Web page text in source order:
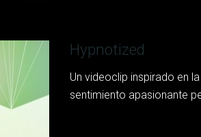
Hypnotized
Un videoclip inspirado en
sentimiento apasionante